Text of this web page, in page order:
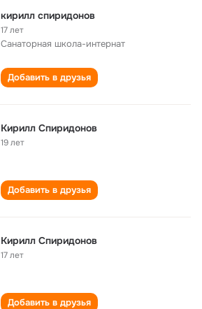
кирилл спиридонов
17 лет
Санаторная школа-интернат
Добавить в друзья
Кирилл Спиридонов
19 лет
Добавить в друзья
Кирилл Спиридонов
17 лет
Добавить в друзья